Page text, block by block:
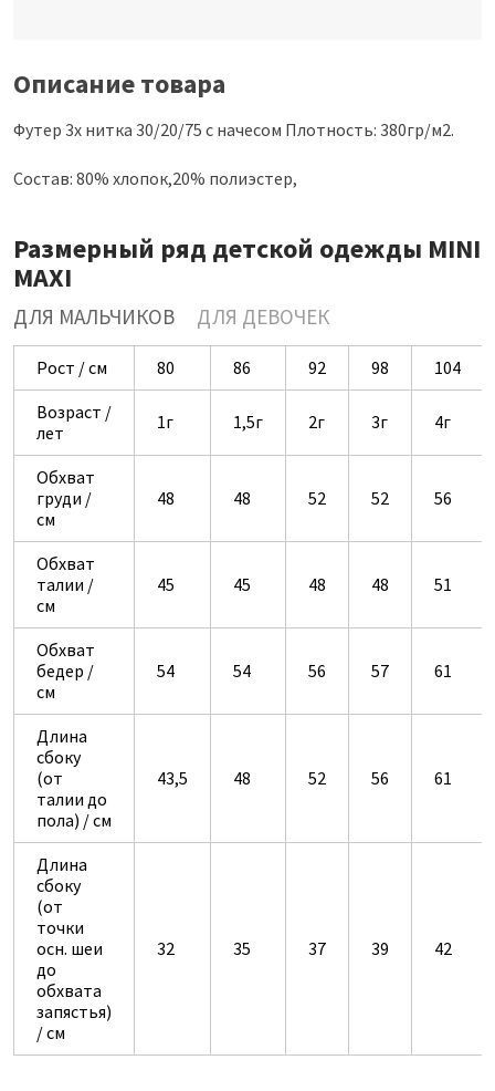
Описание товара
Футер 3х нитка 30/20/75 с начесом Плотность: 380гр/м2.
Состав: 80% хлопок,20% полиэстер,
Размерный ряд детской одежды MINI
MAXI
ДЛЯ МАЛЬЧИКОВ ДЛЯ ДЕВОЧЕК
Рост / см 80 86 92 98
104
Возраст /
лет
1г 1,5г 2г 3г 4г
Обхват
груди /
см
48 48 52 52 56
Обхват
талии /
см
45 45 48 48 51
Обхват
бедер /
см
54 54 56 57 61
Длина
сбоку
(от
талии до
пола) / см
43,5 48 52 56 61
Длина
сбоку
(от
точки
осн. шеи
до
обхвата
запястья)
/ см
32 35 37 39 42